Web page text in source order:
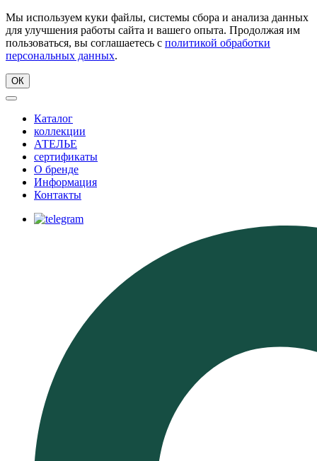
Мы используем куки файлы, системы сбора и анализа данных
для улучшения работы сайта и вашего опыта. Продолжая им
пользоваться, вы соглашаетесь с политикой обработки
персональных данных.
ОК
Каталог
коллекции
АТЕЛЬЕ
сертификаты
О бренде
Информация
Контакты